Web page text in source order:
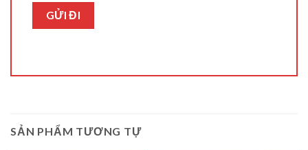
SẢN PHẨM TƯƠNG TỰ